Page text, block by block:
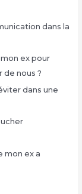
dans la
ex pour
de nous ?
dans une
mon ex a